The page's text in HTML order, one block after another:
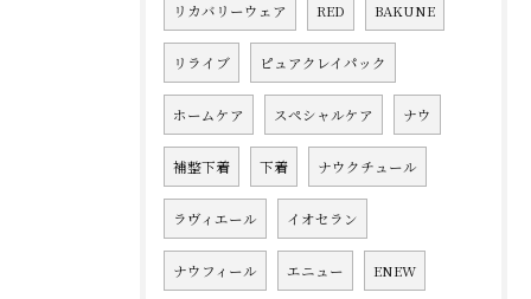
リカバリーウェア RED BAKUNE
リライブ ピュアクレイパック
ホームケア スペシャルケア ナウ
補整下着 下着 ナウクチュール
ラヴィエール イオセラン
ナウフィール エニュー ENEW